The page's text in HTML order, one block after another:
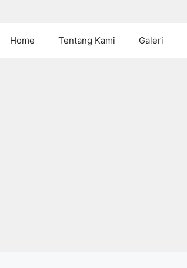
Home Tentang Kami Galeri